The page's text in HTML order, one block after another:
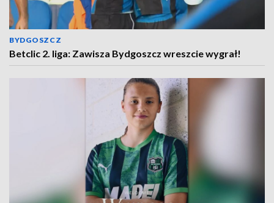
BYDGOSZCZ
Betclic 2. liga: Zawisza Bydgoszcz wreszcie wygrał!